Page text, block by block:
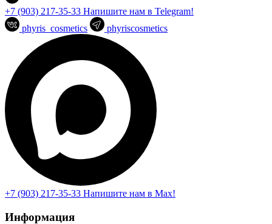
+7 (903) 217-35-33 Напишите нам в Telegram!
phyris_cosmetics
phyriscosmetics
+7 (903) 217-35-33 Напишите нам в Max!
Информация